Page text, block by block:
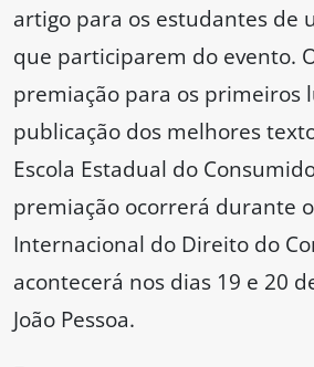
artigo para os estudantes de
que participarem do evento.
premiação para os primeiros
publicação dos melhores
Escola Estadual do
premiação ocorrerá durante o
Internacional do Direito do
acontecerá nos dias 19 e 20
João Pessoa.